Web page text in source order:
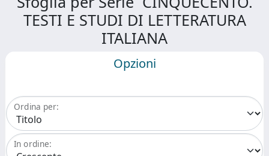
TESTI E STUDI DI LETTERATURA
ITALIANA
Opzioni
Ordina per:
In ordine: